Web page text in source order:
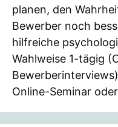
planen, den
Bewerber noch
hilfreiche
Wahlweise 1-tägig
Online-Seminar